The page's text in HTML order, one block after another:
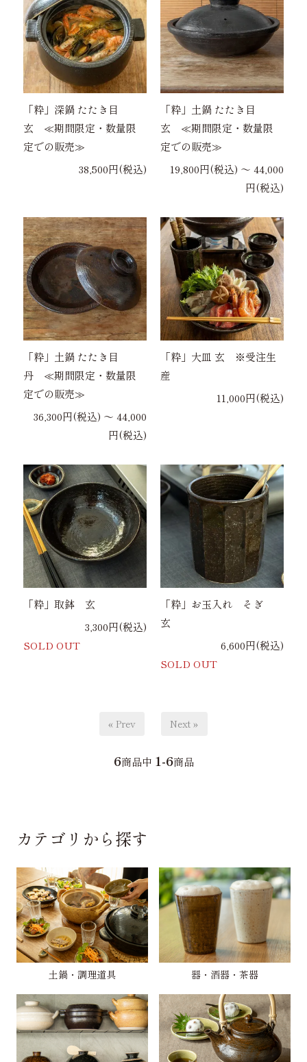
「粋」深鍋 たたき目
玄 ≪期間限定・数量限
定での販売≫
38,500円(税込)
「粋」土鍋 たたき目
玄 ≪期間限定・数量限
定での販売≫
19,800円(税込) 〜 44,000
円(税込)
「粋」土鍋 たたき目
丹 ≪期間限定・数量限
定での販売≫
36,300円(税込) 〜 44,000
円(税込)
「粋」大皿 玄 ※受注生
産
11,000円(税込)
「粋」取鉢 玄
3,300円(税込)
SOLD OUT
「粋」お玉入れ そぎ
玄
6,600円(税込)
SOLD OUT
« Prev Next »
6商品中 1-6商品
カテゴリから探す
土鍋・調理道具 器・酒器・茶器